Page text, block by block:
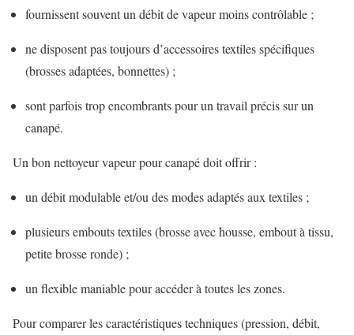
fournissent souvent un débit de vapeur moins contrôlable ;
ne disposent pas toujours d’accessoires textiles spécifiques
(brosses adaptées, bonnettes) ;
sont parfois trop encombrants pour un travail précis sur un
canapé.
Un bon nettoyeur vapeur pour canapé doit offrir :
un débit modulable et/ou des modes adaptés aux textiles ;
plusieurs embouts textiles (brosse avec housse, embout à tissu,
petite brosse ronde) ;
un flexible maniable pour accéder à toutes les zones.
Pour comparer les caractéristiques techniques (pression, débit,